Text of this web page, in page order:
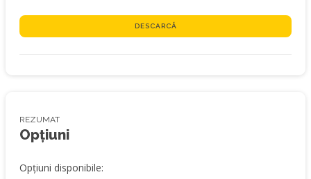
DESCARCĂ
REZUMAT
Opțiuni
Opțiuni disponibile: